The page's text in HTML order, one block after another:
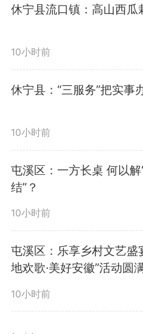
休宁县流口镇：高山西
10小时前
休宁县：“三服务”把实事
10小时前
屯溪区：一方长桌 何以解
结”？
10小时前
屯溪区：乐享乡村文艺盛
地欢歌·美好安徽”活动圆
10小时前